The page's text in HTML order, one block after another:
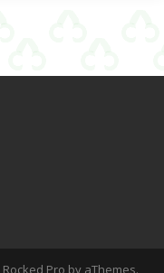
Rocked Pro by aThemes.